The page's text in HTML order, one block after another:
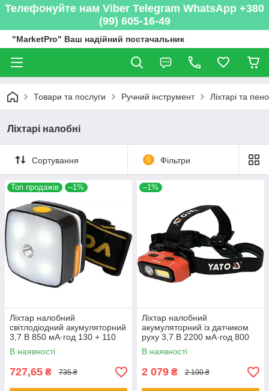
Телефонуйте нам Viber Telegram WhatsApp +380
(99) 605-16-49
"MarketPro" Ваш надійний постачальник
Товари та послуги Ручний інструмент Ліхтарі та
Ліхтарі налобні
Сортування 0 Фільтри
Топ продажів –1%
Ліхтар налобний
світлодіодний акумуляторний
3,7 В 850 мА·год 130 + 110
лм VOREL 88677
В наявності
727,65 ₴ 735 ₴
–1%
Ліхтар налобний
акумуляторний із датчиком
руху 3,7 В 2200 мА·год 800
лм YATO YT-08594
В наявності
2 079 ₴ 2 100 ₴